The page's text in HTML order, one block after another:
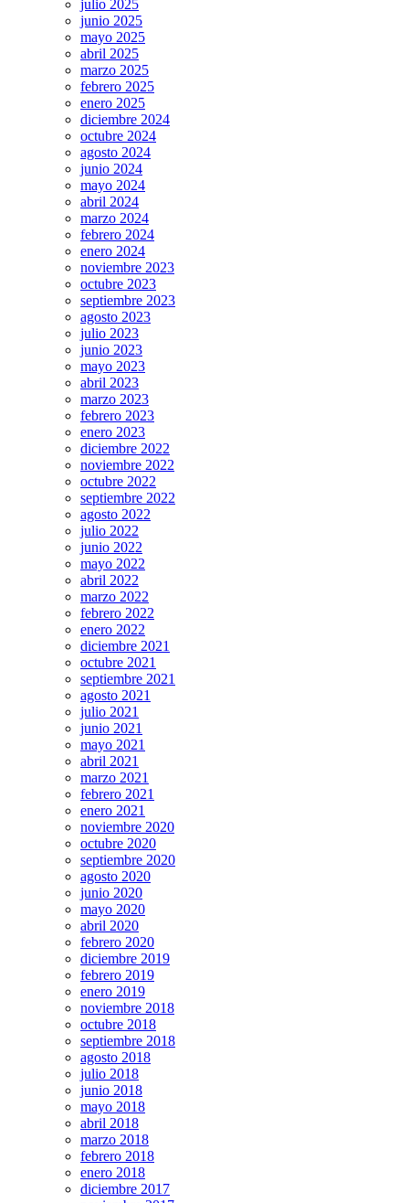
julio 2025
junio 2025
mayo 2025
abril 2025
marzo 2025
febrero 2025
enero 2025
diciembre 2024
octubre 2024
agosto 2024
junio 2024
mayo 2024
abril 2024
marzo 2024
febrero 2024
enero 2024
noviembre 2023
octubre 2023
septiembre 2023
agosto 2023
julio 2023
junio 2023
mayo 2023
abril 2023
marzo 2023
febrero 2023
enero 2023
diciembre 2022
noviembre 2022
octubre 2022
septiembre 2022
agosto 2022
julio 2022
junio 2022
mayo 2022
abril 2022
marzo 2022
febrero 2022
enero 2022
diciembre 2021
octubre 2021
septiembre 2021
agosto 2021
julio 2021
junio 2021
mayo 2021
abril 2021
marzo 2021
febrero 2021
enero 2021
noviembre 2020
octubre 2020
septiembre 2020
agosto 2020
junio 2020
mayo 2020
abril 2020
febrero 2020
diciembre 2019
febrero 2019
enero 2019
noviembre 2018
octubre 2018
septiembre 2018
agosto 2018
julio 2018
junio 2018
mayo 2018
abril 2018
marzo 2018
febrero 2018
enero 2018
diciembre 2017